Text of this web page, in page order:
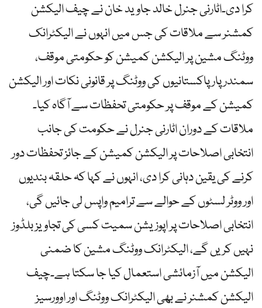
کرا دی۔اٹارنی جنرل خالد جاوید خان نے چیف الیکشن
کمشنر سے ملاقات کی جس میں انہوں نے الیکٹرانک
ووٹنگ مشین پر الیکشن کمیشن کو حکومتی موقف،
سمندر پار پاکستانیوں کی ووٹنگ پر قانونی نکات اور الیکشن
کمیشن کے موقف پر حکومتی تحفظات سے آگاہ کیا۔
ملاقات کے دوران اٹارنی جنرل نے حکومت کی جانب
انتخابی اصلاحات پر الیکشن کمیشن کے جائز تحفظات دور
کرنے کی یقین دہانی کرا دی، انہوں نے کہا کہ حلقہ بندیوں
اور ووٹر لسٹوں کے حوالے سے ترامیم واپس لی جائیں گی،
انتخابی اصلاحات پر اپوزیشن سمیت کسی کی تجاویز بلڈوز
نہیں کریں گے، الیکٹرانک ووٹنگ مشین کا ضمنی
الیکشن میں آزمائشی استعمال کیا جا سکتا ہے۔چیف
الیکشن کمشنر نے بھی الیکٹرانک ووٹنگ اور اوورسیز